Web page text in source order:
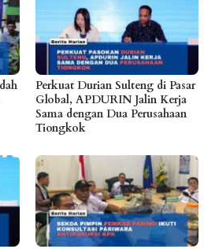
Perkuat Durian Sulteng di Pasar
Global, APDURIN Jalin Kerja
Sama dengan Dua Perusahaan
Tiongkok